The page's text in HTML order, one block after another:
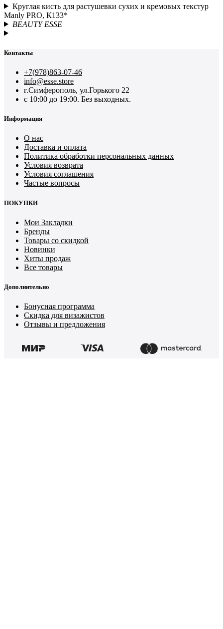
Круглая кисть для растушевки сухих и кремовых текстур
Manly PRO, К133*
BEAUTY ESSE
Контакты
+7(978)863-07-46
info@esse.store
г.Симферополь, ул.Горького 22
с 10:00 до 19:00. Без выходных.
Информация
О нас
Доставка и оплата
Политика обработки персональных данных
Условия возврата
Условия соглашения
Частые вопросы
ПОКУПКИ
Мои Закладки
Бренды
Товары со скидкой
Новинки
Хиты продаж
Все товары
Дополнительно
Бонусная программа
Скидка для визажистов
Отзывы и предложения